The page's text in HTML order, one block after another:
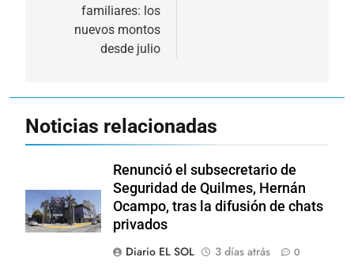
familiares: los
nuevos montos
desde julio
Noticias relacionadas
Renunció el subsecretario de
Seguridad de Quilmes, Hernán
Ocampo, tras la difusión de chats
privados
Diario EL SOL
3 días atrás 0